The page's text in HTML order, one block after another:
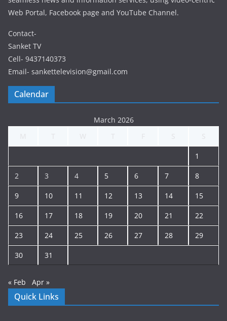
Web Portal, Facebook page and YouTube Channel.
Contact-
Sanket TV
Cell- 9437140373
Email- sankettelevision@gmail.com
Calendar
March 2026
1
2 3 4 5 6 7 8
9 10 11 12 13 14 15
16 17 18 19 20 21 22
23 24 25 26 27 28 29
30 31
« Feb Apr »
Quick Links